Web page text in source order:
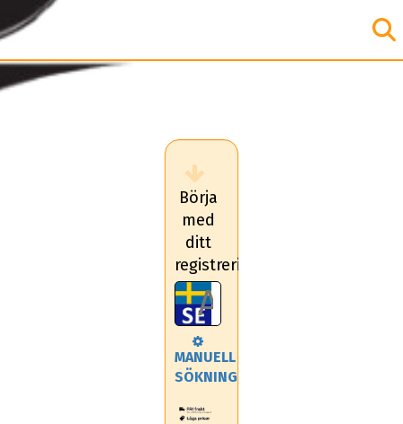
Börja
med
ditt
registreringsnummer
MANUELL
SÖKNING